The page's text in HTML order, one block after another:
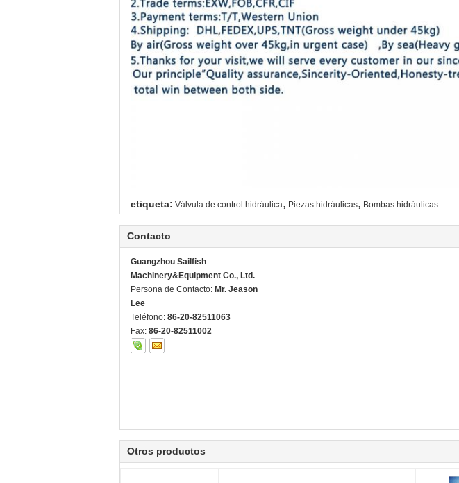
etiqueta: Válvula de control hidráulica, Piezas hidráulicas, Bombas hidráulicas
Contacto
Guangzhou Sailfish
Machinery&Equipment Co., Ltd.
Persona de Contacto: Mr. Jeason
Lee
Teléfono: 86-20-82511063
Fax: 86-20-82511002
Otros productos